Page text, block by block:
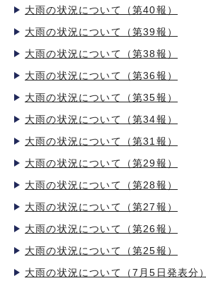
大雨の状況について（第40報）
大雨の状況について（第39報）
大雨の状況について（第38報）
大雨の状況について（第36報）
大雨の状況について（第35報）
大雨の状況について（第34報）
大雨の状況について（第31報）
大雨の状況について（第29報）
大雨の状況について（第28報）
大雨の状況について（第27報）
大雨の状況について（第26報）
大雨の状況について（第25報）
大雨の状況について（7月5日発表分）